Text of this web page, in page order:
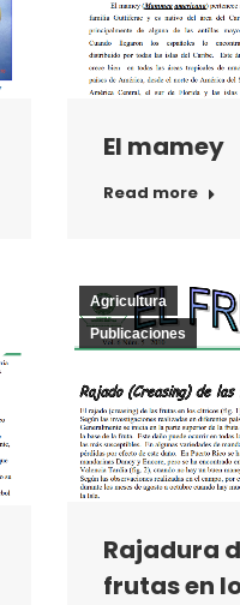
El mamey
Read more
Agricultura
Publicaciones
Rajadura
frutas en